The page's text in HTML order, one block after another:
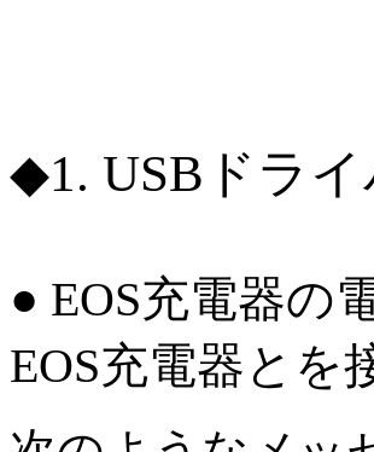
◆1. USBドラ
● EOS充電器の
EOS充電器とを